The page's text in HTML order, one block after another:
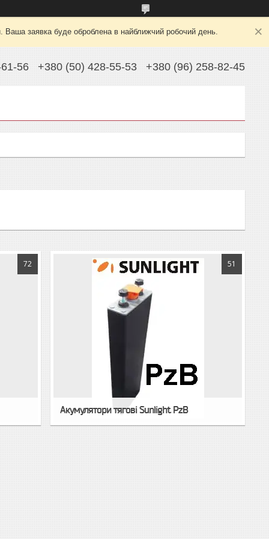
Ваша заявка буде оброблена в найближчий робочий день.
56 +380 (50) 428-55-53 +380 (96) 258-82-45
72 51
Акумулятори тягові Sunlight PzB